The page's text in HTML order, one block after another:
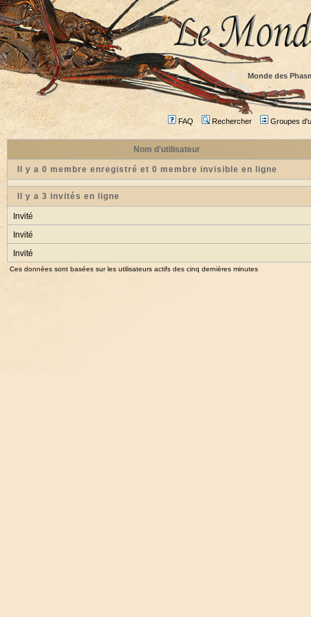
Monde des
FAQ Rechercher Groupes
Nom d'utilisateur
Il y a 0 membre enregistré et 0 membre invisible en ligne
Il y a 3 invités en ligne
Invité
Invité
Invité
Ces données sont basées sur les utilisateurs actifs des cinq dernières minutes